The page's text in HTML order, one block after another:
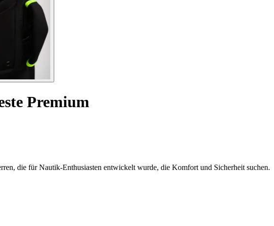
Premium
die für Nautik-Enthusiasten entwickelt wurde, die Komfort und Sicherheit suchen.